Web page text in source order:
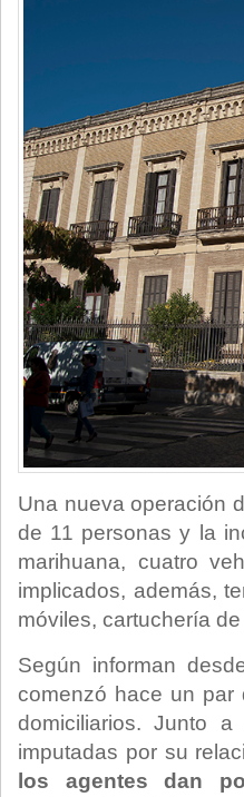
Una nueva operación
de 11 personas y la
marihuana, cuatro
implicados, además,
móviles, cartuchería
Según informan
comenzó hace un par
domiciliarios. Junto
imputadas por su
los agentes dan